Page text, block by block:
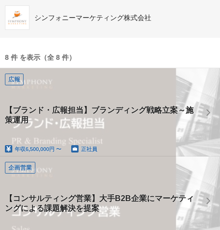
シンフォニーマーケティング株式会社
8 件 を表示（全 8 件）
広報
【ブランド・広報担当】ブランディング戦略立案～施
策運用
年収6,500,000円 〜 正社員
企画営業
【コンサルティング営業】大手B2B企業にマーケティ
ングによる課題解決を提案